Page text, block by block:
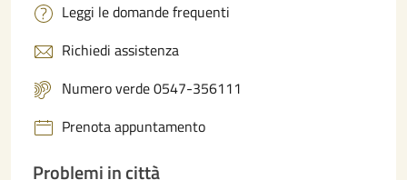
Leggi le domande frequenti
Richiedi assistenza
Numero verde 0547-356111
Prenota appuntamento
Problemi in città